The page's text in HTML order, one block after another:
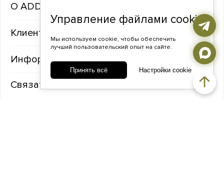
ADDA gems
Клиентам
Информация
Связаться с нами
Управление файлами cookie
Мы используем cookie, чтобы обеспечить
лучший пользовательский опыт на сайте.
Принять всё Настройки cookie